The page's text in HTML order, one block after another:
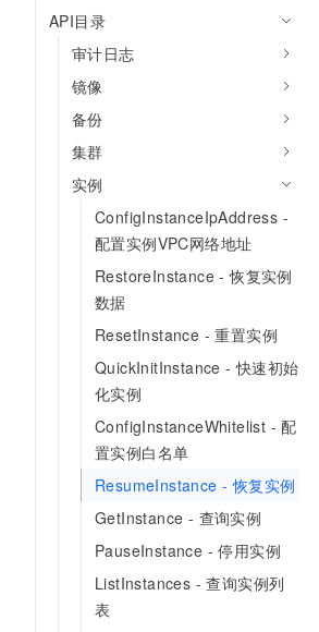
API目录
审计日志
镜像
备份
集群
实例
ConfigInstanceIpAddress -
配置实例VPC网络地址
RestoreInstance - 恢复实例
数据
ResetInstance - 重置实例
QuickInitInstance - 快速初始
化实例
ConfigInstanceWhitelist - 配
置实例白名单
ResumeInstance - 恢复实例
GetInstance - 查询实例
PauseInstance - 停用实例
ListInstances - 查询实例列
表